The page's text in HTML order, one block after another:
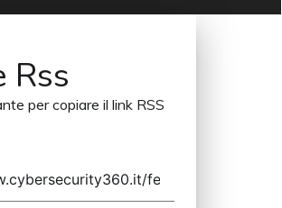
Rss
per copiare il link RSS